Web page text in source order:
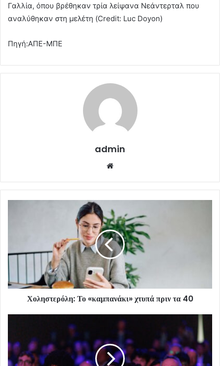
Γαλλία, όπου βρέθηκαν τρία λείψανα Νεάντερταλ που
αναλύθηκαν στη μελέτη (Credit: Luc Doyon)
Πηγή:ΑΠΕ-ΜΠΕ
admin
Χοληστερόλη: Το «καμπανάκι» χτυπά πριν τα 40